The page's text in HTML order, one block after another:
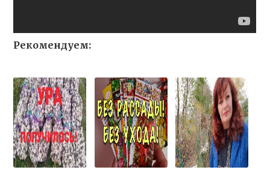
Рекомендуем: